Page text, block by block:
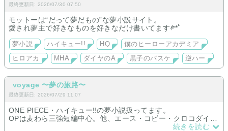
最終更新日: 2026/07/30 07:50
モットーは“だって夢だもの”な夢小説サイト。
愛され夢主で好きなものを好きなだけ書いてます༲*ﾟ
夢小説 ハイキュー!! HQ
僕のヒーローアカデミア
ヒロアカ
MHA ダイヤのA 黒子のバスケ 逆ハー
voyage 〜夢の旅路〜
最終更新日: 2026/07/29 11:07
ONE PIECE・ハイキュー‼︎の夢小説扱ってます。
OPは麦わら三強短編中心。他、エース・コビー・クロコダイ
続きを読む